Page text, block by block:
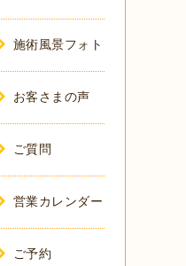
施術風景フォト
お客さまの声
ご質問
営業カレンダー
ご予約